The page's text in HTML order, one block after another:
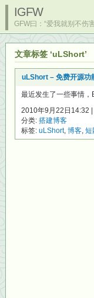
IGFW
GFW曰：“爱我就别不伤
文章标签 ‘uLShort’
uLShort – 免费开源功
最近发生了一些事情
2010年9月22日14:32 |
分类: 搭建博客
标签: uLShort, 博客, 短